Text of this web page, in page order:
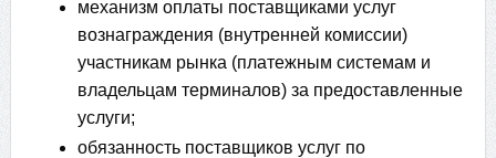
механизм оплаты поставщиками услуг
вознаграждения (внутренней комиссии)
участникам рынка (платежным системам и
владельцам терминалов) за предоставленные
услуги;
обязанность поставщиков услуг по